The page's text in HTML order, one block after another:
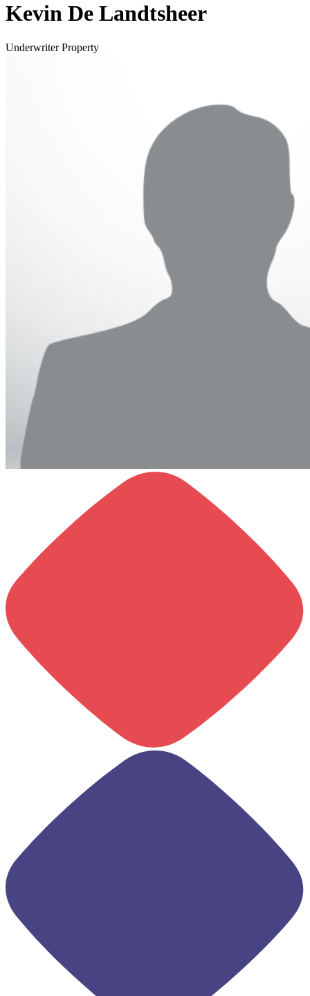
Kevin De Landtsheer
Underwriter Property